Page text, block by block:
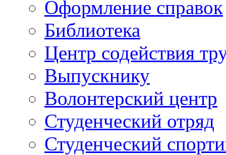
Оформление справок
Библиотека
Центр содействия
Выпускнику
Волонтерский центр
Студенческий отряд
Студенческий